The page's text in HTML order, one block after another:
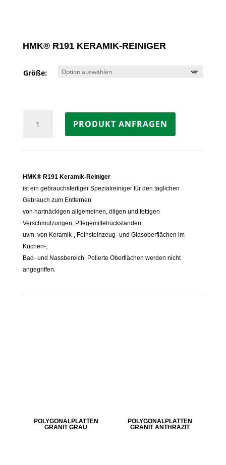
HMK® R191 KERAMIK-REINIGER
Größe:
R191
Reiniger
PRODUKT ANFRAGEN
HMK® R191 Keramik-Reiniger
ist ein gebrauchsfertiger Spezialreiniger für den täglichen
Gebrauch zum Entfernen
von hartnäckigen allgemeinen, öligen und fettigen
Verschmutzungen, Pflegemittelrückständen
uvm. von Keramik-, Feinsteinzeug- und Glasoberflächen im
Küchen-,
Bad- und Nassbereich. Polierte Oberflächen werden nicht
angegriffen.
POLYGONALPLATTEN
GRANIT GRAU
POLYGONALPLATTEN
GRANIT ANTHRAZIT